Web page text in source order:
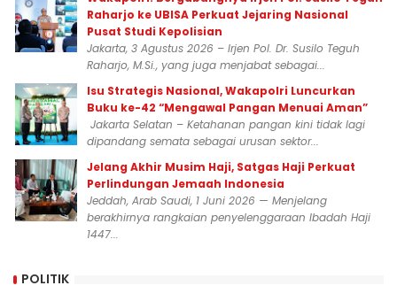
Raharjo ke UBISA Perkuat Jejaring Nasional
Pusat Studi Kepolisian
Jakarta, 3 Agustus 2026 – Irjen Pol. Dr. Susilo Teguh
Raharjo, M.Si., yang juga menjabat sebagai...
Isu Strategis Nasional, Wakapolri Luncurkan
Buku ke-42 “Mengawal Pangan Menuai Aman”
Jakarta Selatan – Ketahanan pangan kini tidak lagi
dipandang semata sebagai urusan sektor...
Jelang Akhir Musim Haji, Satgas Haji Perkuat
Perlindungan Jemaah Indonesia
Jeddah, Arab Saudi, 1 Juni 2026 — Menjelang
berakhirnya rangkaian penyelenggaraan Ibadah Haji
1447...
POLITIK